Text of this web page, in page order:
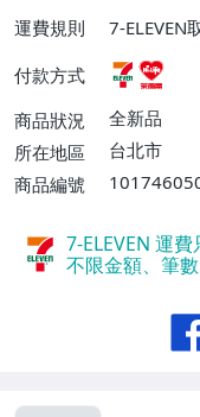
運費規則
7-ELEVEN
貨付款【免
付款方式
商品狀況
全新品
所在地區
台北市
商品編號
7-ELEVEN 運費
不限金額、筆